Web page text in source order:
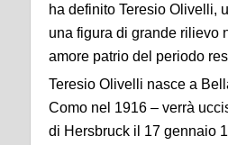
ha definito Teresio Olivelli,
una figura di grande rilievo
amore patrio del periodo
Teresio Olivelli nasce a
Como nel 1916 – verrà
di Hersbruck il 17 gennaio